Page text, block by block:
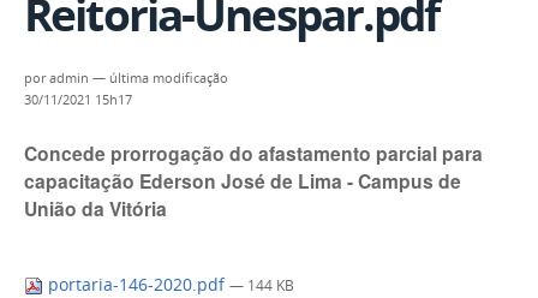
Reitoria-Unespar.pdf
poradmin — última modificação
30/11/2021 15h17
Concede prorrogação do afastamento parcial para
capacitação Ederson José de Lima - Campus de
União da Vitória
portaria-146-2020.pdf — 144 KB